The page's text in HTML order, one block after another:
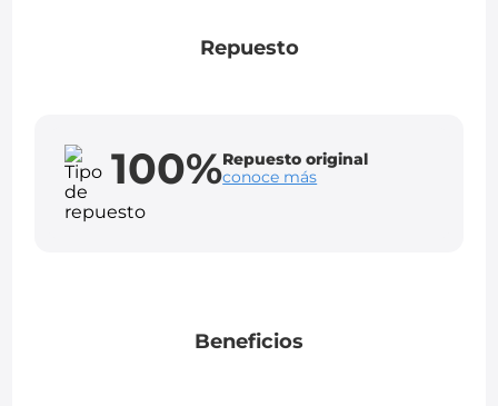
Repuesto
100%Repuesto original
conoce más
Beneficios